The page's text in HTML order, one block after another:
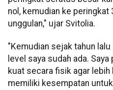
nol, kemudian ke
unggulan," ujar Svitolia.
"Kemudian sejak tahun
level saya sudah ada.
kuat secara fisik agar
memiliki kesempatan